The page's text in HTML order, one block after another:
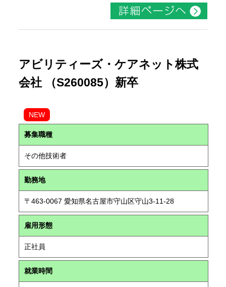
アビリティーズ・ケアネット株式
会社 （S260085）新卒
NEW
募集職種
その他技術者
勤務地
〒463-0067 愛知県名古屋市守山区守山3-11-28
雇用形態
正社員
就業時間